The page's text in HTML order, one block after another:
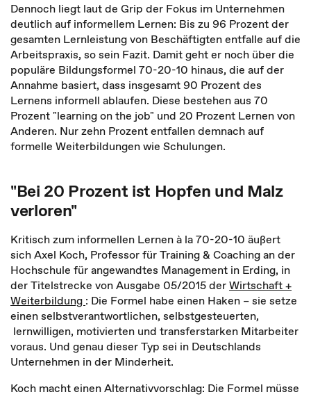
Dennoch liegt laut de Grip der Fokus im Unternehmen
deutlich auf informellem Lernen: Bis zu 96 Prozent der
gesamten Lernleistung von Beschäftigten entfalle auf die
Arbeitspraxis, so sein Fazit. Damit geht er noch über die
populäre Bildungsformel 70-20-10 hinaus, die auf der
Annahme basiert, dass insgesamt 90 Prozent des
Lernens informell ablaufen. Diese bestehen aus 70
Prozent "learning on the job" und 20 Prozent Lernen von
Anderen. Nur zehn Prozent entfallen demnach auf
formelle Weiterbildungen wie Schulungen.
"Bei 20 Prozent ist Hopfen und Malz
verloren"
Kritisch zum informellen Lernen à la 70-20-10 äußert
sich Axel Koch, Professor für Training & Coaching an der
Hochschule für angewandtes Management in Erding, in
der Titelstrecke von Ausgabe 05/2015 derWirtschaft +
Weiterbildung : Die Formel habe einen Haken – sie setze
einen selbstverantwortlichen, selbstgesteuerten,
lernwilligen, motivierten und transferstarken Mitarbeiter
voraus. Und genau dieser Typ sei in Deutschlands
Unternehmen in der Minderheit.
Koch macht einen Alternativvorschlag: Die Formel müsse